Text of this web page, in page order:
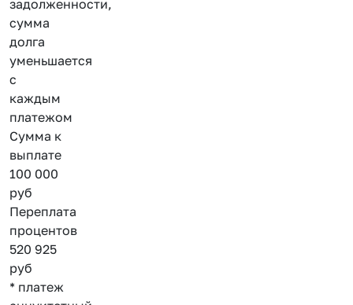
задолженности,
сумма
долга
уменьшается
с
каждым
платежом
Сумма к
выплате
100 000
руб
Переплата
процентов
520 925
руб
* платеж